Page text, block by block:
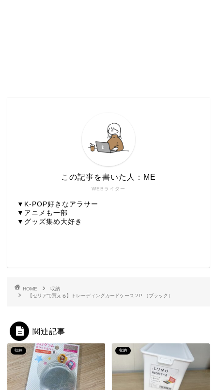
WEBライター
この記事を書いた人：ME
▼K-POP好きなアラサー
▼アニメも一部
▼グッズ集め大好き
HOME
収納
【セリアで買える】トレーディングカードケース２P （ブラック）
関連記事
収納 収納